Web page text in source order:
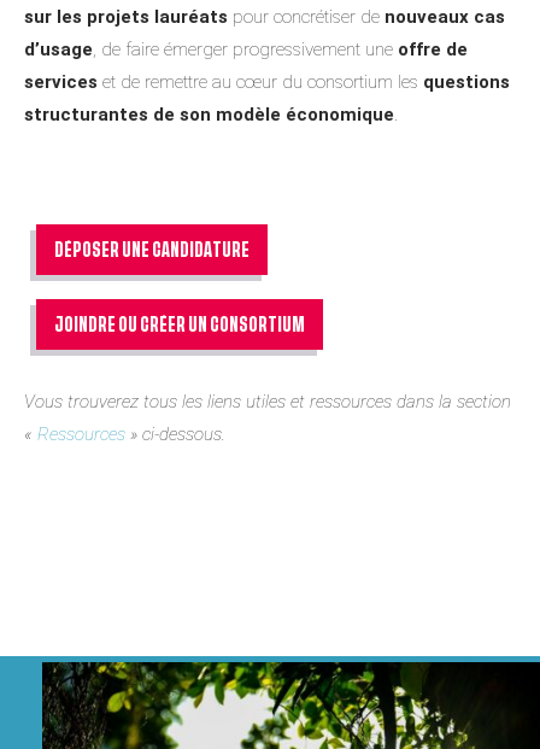
sur les projets lauréats pour concrétiser de nouveaux cas
d’usage, de faire émerger progressivement une offre de
services et de remettre au cœur du consortium les questions
structurantes de son modèle économique.
DÉPOSER UNE CANDIDATURE
JOINDRE OU CRÉER UN CONSORTIUM
Vous trouverez tous les liens utiles et ressources dans la section
« Ressources » ci-dessous.